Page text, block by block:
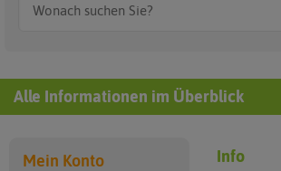
Alle Informationen im Überblick
Mein Konto Info